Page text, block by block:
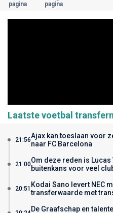
pagina
pagina
Laatste voetbal
21:56Ajax kan toeslaan voor
naar FC Barcelona
21:00Om deze reden is
buitenkans voor veel
20:51 Kodai Sano levert NEC
transferwaarde met
De Graafschap en